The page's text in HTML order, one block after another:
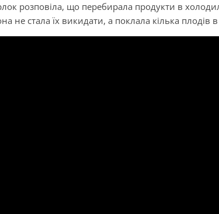
розповіла, що перебирала продукти в
не стала їх викидати, а поклала кілька плодів